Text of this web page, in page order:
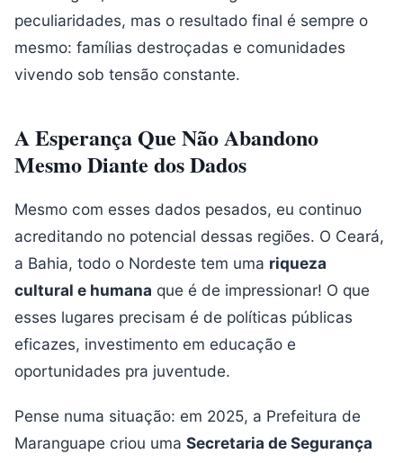
peculiaridades, mas o resultado final é sempre o
mesmo: famílias destroçadas e comunidades
vivendo sob tensão constante.
A Esperança Que Não Abandono
Mesmo Diante dos Dados
Mesmo com esses dados pesados, eu continuo
acreditando no potencial dessas regiões. O Ceará,
a Bahia, todo o Nordeste tem uma riqueza
cultural e humana que é de impressionar! O que
esses lugares precisam é de políticas públicas
eficazes, investimento em educação e
oportunidades pra juventude.
Pense numa situação: em 2025, a Prefeitura de
Maranguape criou uma Secretaria de Segurança